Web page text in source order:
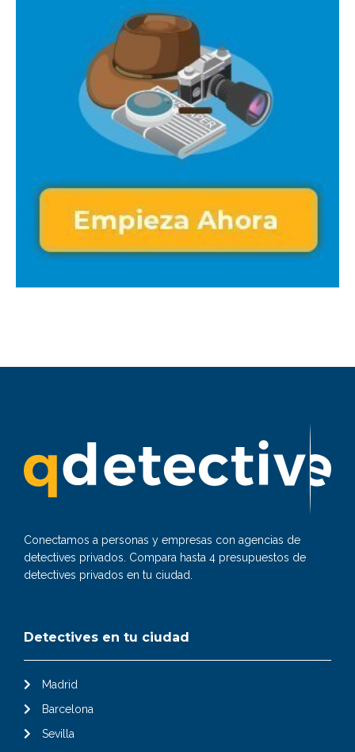
Conectamos a personas y empresas con agencias de
detectives privados. Compara hasta 4 presupuestos de
detectives privados en tu ciudad.
Detectives en tu ciudad
Madrid
Barcelona
Sevilla